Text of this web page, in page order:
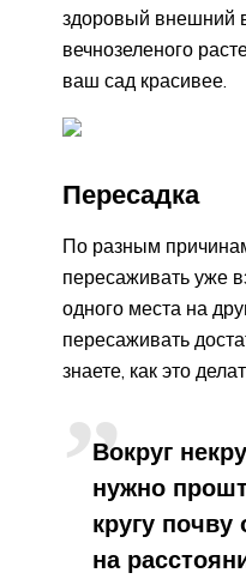
здоровый внешний
вечнозеленого
ваш сад красивее.
Пересадка
По разным
пересаживать уже
одного места на
пересаживать
знаете, как это
Вокруг
нужно
кругу почву
на